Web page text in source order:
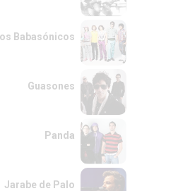
los Babasónicos
Guasones
Panda
Jarabe de Palo